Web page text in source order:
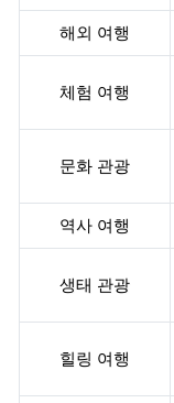
해외 여행
체험 여행
문화 관광
역사 여행
생태 관광
힐링 여행